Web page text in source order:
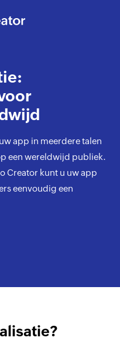
app in meerdere talen
een wereldwijd publiek.
Creator kunt u uw app
eenvoudig een